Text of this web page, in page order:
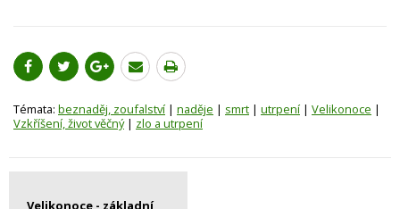
Témata: beznaděj, zoufalství | naděje | smrt | utrpení | Velikonoce |
Vzkříšení, život věčný| zlo a utrpení
Velikonoce - základní